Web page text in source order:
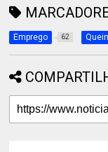
Emprego 62